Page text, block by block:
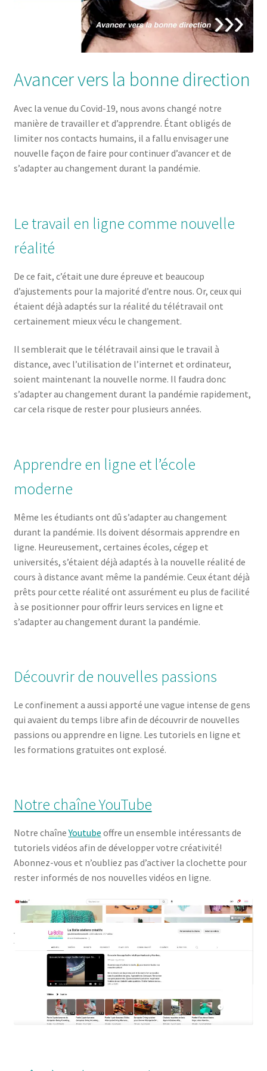
Avancer vers la bonne direction
Avec la venue du Covid-19, nous avons changé notre
manière de travailler et d’apprendre. Étant obligés de
limiter nos contacts humains, il a fallu envisager une
nouvelle façon de faire pour continuer d’avancer et de
s’adapter au changement durant la pandémie.
Le travail en ligne comme nouvelle
réalité
De ce fait, c’était une dure épreuve et beaucoup
d’ajustements pour la majorité d’entre nous. Or, ceux qui
étaient déjà adaptés sur la réalité du télétravail ont
certainement mieux vécu le changement.
Il semblerait que le télétravail ainsi que le travail à
distance, avec l’utilisation de l’internet et ordinateur,
soient maintenant la nouvelle norme. Il faudra donc
s’adapter au changement durant la pandémie rapidement,
car cela risque de rester pour plusieurs années.
Apprendre en ligne et l’école
moderne
Même les étudiants ont dû s’adapter au changement
durant la pandémie. Ils doivent désormais apprendre en
ligne. Heureusement, certaines écoles, cégep et
universités, s’étaient déjà adaptés à la nouvelle réalité de
cours à distance avant même la pandémie. Ceux étant déjà
prêts pour cette réalité ont assurément eu plus de facilité
à se positionner pour offrir leurs services en ligne et
s’adapter au changement durant la pandémie.
Découvrir de nouvelles passions
Le confinement a aussi apporté une vague intense de gens
qui avaient du temps libre afin de découvrir de nouvelles
passions ou apprendre en ligne. Les tutoriels en ligne et
les formations gratuites ont explosé.
Notre chaîne YouTube
Notre chaîneYoutube offre un ensemble intéressants de
tutoriels vidéos afin de développer votre créativité!
Abonnez-vous et n’oubliez pas d’activer la clochette pour
rester informés de nos nouvelles vidéos en ligne.